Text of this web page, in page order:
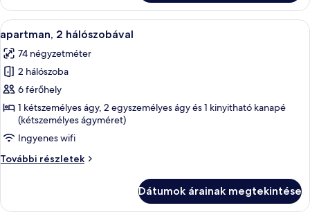
további
részletei
A
következő
szoba
összes
képének
megtekintése:
apartman,
2
hálószobával
Széf a szobában, hangszigetelés és
11
apartman, 2 hálószobával
74 négyzetméter
2 hálószoba
6 férőhely
1 kétszemélyes ágy, 2 egyszemélyes ágy és 1 kinyitható kanapé
(kétszemélyes ágyméret)
Ingyenes wifi
További részletek
apartman,
részletei
Dátumok árainak megtekintése